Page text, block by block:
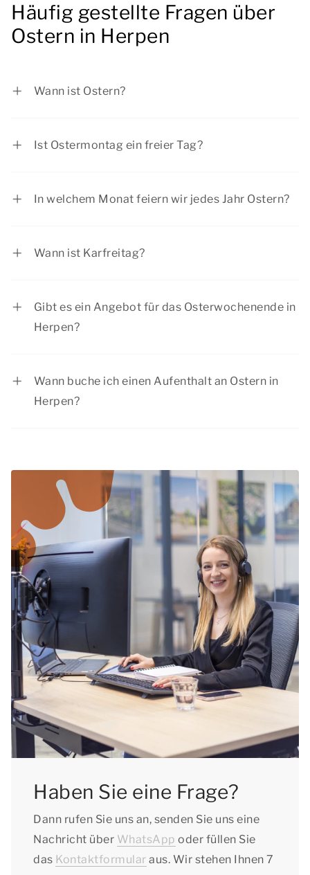
Häufig gestellte Fragen über
Ostern in Herpen
Wann ist Ostern?
Ist Ostermontag ein freier Tag?
In welchem Monat feiern wir jedes Jahr Ostern?
Wann ist Karfreitag?
Gibt es ein Angebot für das Osterwochenende in
Herpen?
Wann buche ich einen Aufenthalt an Ostern in
Herpen?
können. Schließlich haben die meisten Menschen
an Ostern für ein langes Wochenende frei. Das
Osterwochenende ist eine beliebte Zeit, um ein
Wochenende in Herpen zu buchen.
Haben Sie eine Frage?
Dann rufen Sie uns an, senden Sie uns eine
Nachricht über WhatsApp oder füllen Sie
das Kontaktformular aus. Wir stehen Ihnen 7